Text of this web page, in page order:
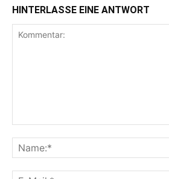
HINTERLASSE EINE ANTWORT